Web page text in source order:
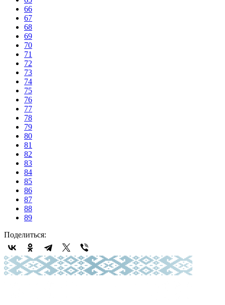
66
67
68
69
70
71
72
73
74
75
76
77
78
79
80
81
82
83
84
85
86
87
88
89
Поделиться: